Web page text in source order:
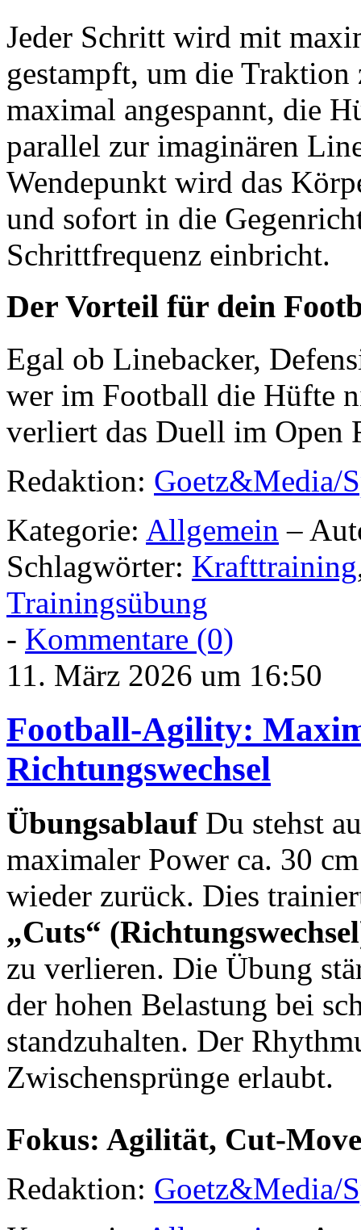
Jeder Schritt wird mit
gestampft, um die
maximal angespannt, die
parallel zur imaginären
Wendepunkt wird das
und sofort in die
Schrittfrequenz einbricht.
Der Vorteil für dein
Egal ob Linebacker,
wer im Football die Hüfte
verliert das Duell im Open
Redaktion: Goetz&Media/
Kategorie: Allgemein –
Schlagwörter: Krafttraining
Trainingsübung
- Kommentare (0)
11. März 2026 um 16:50
Football-Agility:
Richtungswechsel
ÜbungsablaufDu stehst
maximaler Power ca. 30
wieder zurück. Dies
„Cuts“
zu verlieren. Die Übung
der hohen Belastung bei
standzuhalten. Der
Zwischensprünge erlaubt.
Fokus: Agilität, Cut-
Redaktion: Goetz&Media/